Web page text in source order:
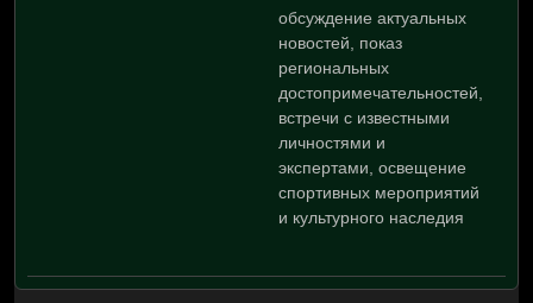
обсуждение актуальных
новостей, показ
региональных
достопримечательностей,
встречи с известными
личностями и
экспертами, освещение
спортивных мероприятий
и культурного наследия